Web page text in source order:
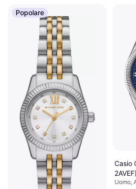
Popolare
Casio
2AVEF)
Uomo,